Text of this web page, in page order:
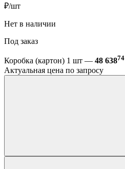
₽/шт
Нет в наличии
Под заказ
Коробка (картон) 1 шт — 48 63874
Актуальная цена по запросу